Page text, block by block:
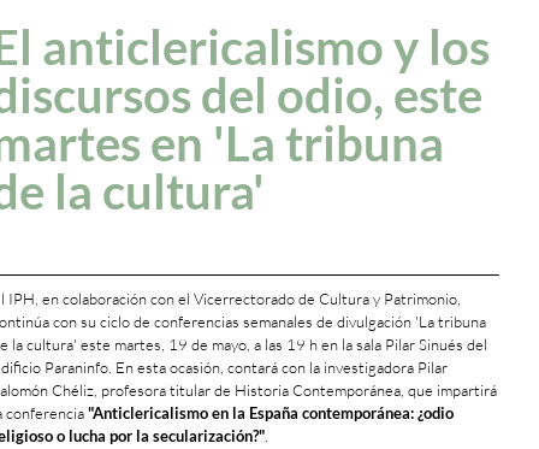
anticlericalismo y los
del odio, este
en 'La tribuna
la cultura'
IPH, en colaboración con el Vicerrectorado de Cultura y Patrimonio,
con su ciclo de conferencias semanales de divulgación 'La tribuna
la cultura' este martes, 19 de mayo, a las 19 h en la sala Pilar Sinués del
Paraninfo. En esta ocasión, contará con la investigadora Pilar
Chéliz , profesora titular de Historia Contemporánea, que impartirá
conferencia"Anticlericalismo en la España contemporánea: ¿odio
o lucha por la secularización?"